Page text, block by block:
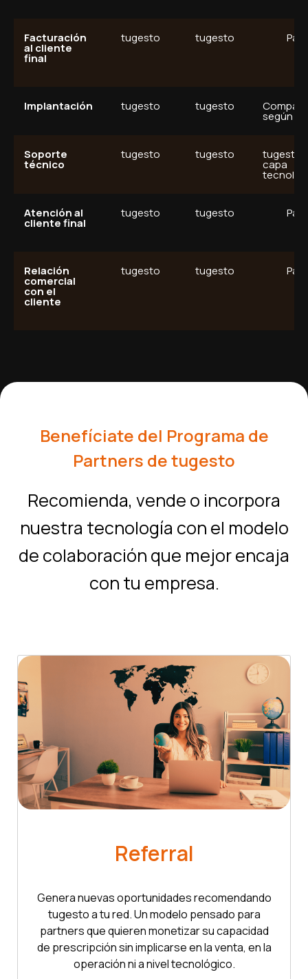
Facturación
al cliente
final
tugesto tugesto
Implantación tugesto tugesto
según
Soporte
técnico
tugesto tugesto tugesto
capa
Atención al
cliente final
tugesto tugesto
Relación
comercial
con el
cliente
tugesto tugesto
Benefíciate del Programa de
Partners de tugesto
Recomienda, vende o incorpora
nuestra tecnología con el modelo
de colaboración que mejor encaja
con tu empresa.
Referral
Genera nuevas oportunidades recomendando
tugesto a tu red. Un modelo pensado para
partners que quieren monetizar su capacidad
de prescripción sin implicarse en la venta, en la
operación ni a nivel tecnológico.